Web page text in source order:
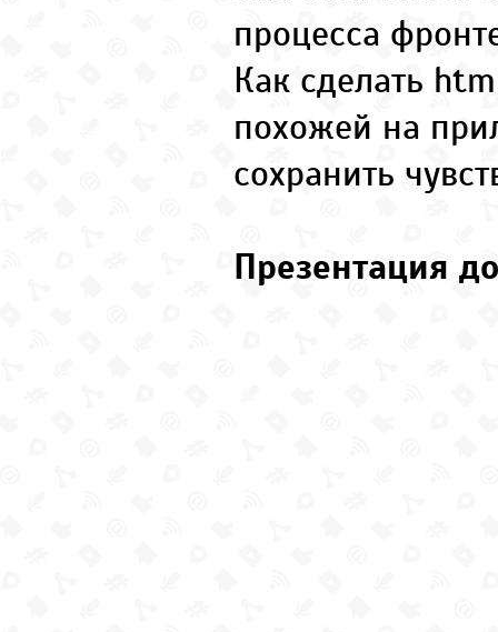
процесса
Как сделать
похожей на
сохранить
Презентация